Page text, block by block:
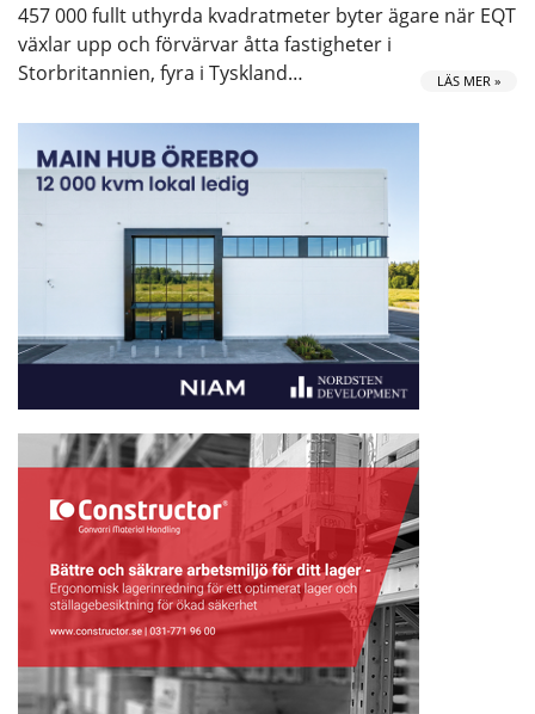
457 000 fullt uthyrda kvadratmeter byter ägare när EQT
växlar upp och förvärvar åtta fastigheter i
Storbritannien, fyra i Tyskland…
LÄS MER »